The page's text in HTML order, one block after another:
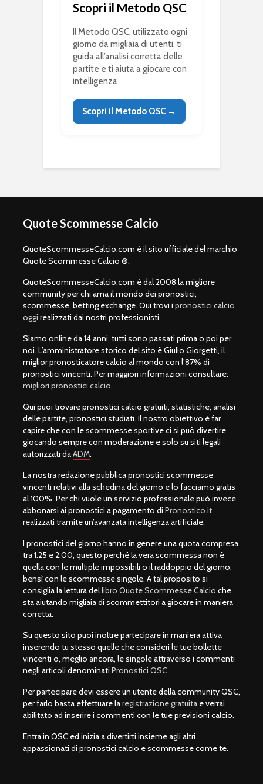
Scopri il Metodo QSC
Il Metodo QSC, utilizzato ogni
giorno da migliaia di utenti, ti
guida all’analisi corretta delle
partite e ti aiuta a giocare con
intelligenza
Scopri il Metodo QSC →
Quote Scommesse Calcio
QuoteScommesseCalcio.com è il sito ufficiale del marchio
Quote Scommesse Calcio ®.
QuoteScommesseCalcio.com è dal 2008 la migliore
community per chi ama il mondo dei pronostici,
scommesse, betting exchange. Qui trovi i pronostici calcio
oggi realizzati dai nostri professionisti.
Siamo online da 14 anni, tutti sono passati prima o poi per
noi. L’amministratore storico del sito è Giulio Giorgetti, il
miglior pronosticatore calcio al mondo con l’87% di
pronostici vincenti. Per maggiori informazioni consultare:
migliori pronostici calcio.
Qui puoi trovare pronostici calcio gratuiti, statistiche, analisi
delle partite, pronostici studiati. Il nostro obiettivo è far
capire che con le scommesse sportive ci si può divertire
giocando sempre con moderazione e solo su siti legali
autorizzati daADM.
La nostra redazione pubblica pronostici scommesse
vincenti relativi alla schedina del giorno e lo facciamo gratis
al 100%. Per chi vuole un servizio professionale può invece
abbonarsi ai pronostici a pagamento di Pronostico.it
realizzati tramite un’avanzata intelligenza artificiale.
I pronostici del giorno hanno in genere una quota compresa
tra 1.25 e 2.00, questo perché la vera scommessa non è
quella con le multiple impossibili o il raddoppio del giorno,
bensì con le scommesse singole. A tal proposito si
consiglia la lettura dellibro Quote Scommesse Calcio che
sta aiutando migliaia di scommettitori a giocare in maniera
corretta.
Su questo sito puoi inoltre partecipare in maniera attiva
inserendo tu stesso quelle che consideri le tue bollette
vincenti o, meglio ancora, le singole attraverso i commenti
negli articoli denominati Pronostici QSC.
Per partecipare devi essere un utente della community QSC,
per farlo basta effettuare laregistrazione gratuita e verrai
abilitato ad inserire i commenti con le tue previsioni calcio.
Entra in QSC ed inizia a divertirti insieme agli altri
appassionati di pronostici calcio e scommesse come te.